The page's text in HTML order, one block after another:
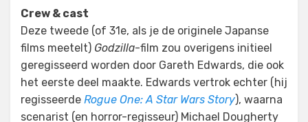
Crew & cast
Deze tweede (of 31e, als je de originele Japanse
films meetelt) Godzilla-film zou overigens initieel
geregisseerd worden door Gareth Edwards, die ook
het eerste deel maakte. Edwards vertrok echter (hij
regisseerde Rogue One: A Star Wars Story), waarna
scenarist (en horror-regisseur) Michael Dougherty